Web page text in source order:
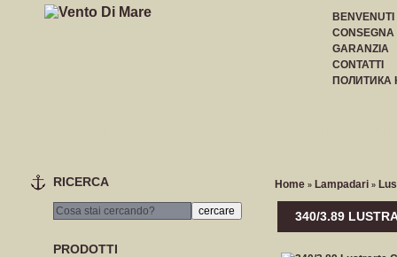
CONSEGNA
GARANZIA
CONTATTI
RICERCA
PRODOTTI
Home » Lampadari »
340/3.89